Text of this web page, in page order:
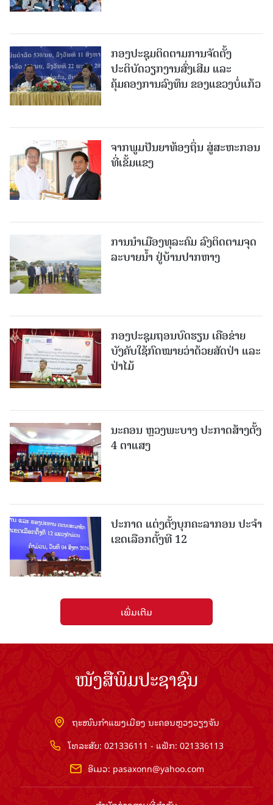
ກອງປະຊຸມຕິດຕາມການຈັດຕັ້ງ
ປະຕິບັດວຽກງານສົ່ງເສີມ ແລະ
ຄຸ້ມຄອງການລົງທຶນ ຂອງແຂວງບໍ່ແກ້ວ
ຈາກພູມປັນຍາທ້ອງຖິ່ນ ສູ່ສະຫະກອນ
ທີ່ເຂັ້ມແຂງ
ການນໍາເມືອງທຸລະຄົມ ລົງຕິດຕາມຈຸດ
ລະບາຍນໍ້າ ຢູ່ບ້ານປາກຫາງ
ກອງປະຊຸມຖອນບົດຮຽນ ເຄືອຂ່າຍ
ບັງຄັບໃຊ້ກົດໝາຍວ່າດ້ວຍສັດປ່າ ແລະ
ປ່າໄມ້
ນະຄອນ ຫຼວງພະບາງ ປະ​ກາດ​ສ້າງ​ຕັ້ງ
4 ຕາແສງ
ປະກາດ ແຕ່ງຕັ້ງບຸກຄະລາກອນ ປະຈໍາ
ເຂດເລືອກຕັ້ງທີ 12
ເພີ່ມເຕີມ
ໜັງສືພິມປະຊາຊົນ
ຖະໜົນກຳແພງເມືອງ ນະຄອນຫຼວງວຽງຈັນ
ໂທລະສັບ: 021336111 - ແຟັກ: 021336113
ອີເມວ: pasaxonn@yahoo.com